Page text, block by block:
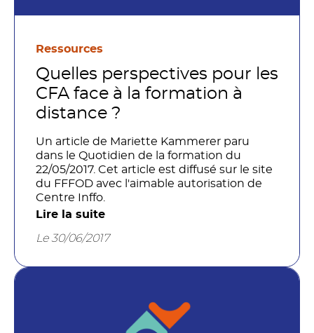
Ressources
Quelles perspectives pour les
CFA face à la formation à
distance ?
Un article de Mariette Kammerer paru
dans le Quotidien de la formation du
22/05/2017. Cet article est diffusé sur le site
du FFFOD avec l'aimable autorisation de
Centre Inffo.
Lire la suite
Le 30/06/2017